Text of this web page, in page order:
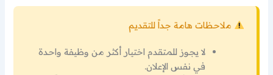
ملاحظات هامة جداً للتقديم
لا يجوز للمتقدم اختيار أكثر من وظيفة واحدة
في نفس الإعلان.